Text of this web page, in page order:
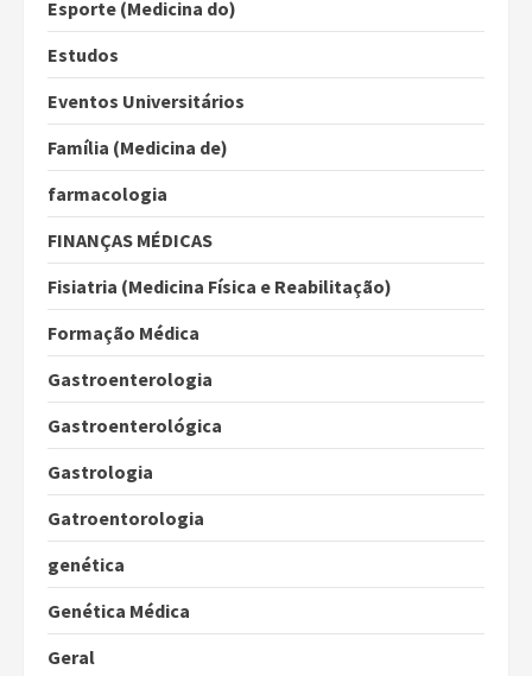
Esporte (Medicina do)
Estudos
Eventos Universitários
Família (Medicina de)
farmacologia
FINANÇAS MÉDICAS
Fisiatria (Medicina Física e Reabilitação)
Formação Médica
Gastroenterologia
Gastroenterológica
Gastrologia
Gatroentorologia
genética
Genética Médica
Geral